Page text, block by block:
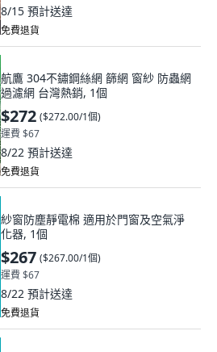
8/15 預計送達
免費退貨
航鷹 304不鏽鋼絲網 篩網 窗紗 防蟲網
過濾網 台灣熱銷, 1個
$272 ($272.00/1個)
運費 $67
8/22 預計送達
免費退貨
紗窗防塵靜電棉 適用於門窗及空氣淨
化器, 1個
$267 ($267.00/1個)
運費 $67
8/22 預計送達
免費退貨